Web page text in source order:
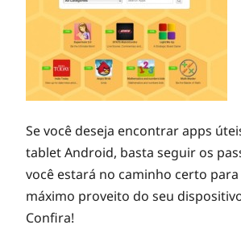
Se você deseja encontrar apps
tablet Android, basta seguir os
você estará no caminho certo
máximo proveito do seu
Confira!